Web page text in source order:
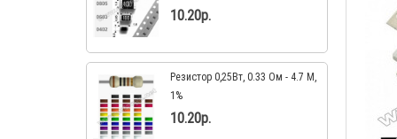
10.20р.
Резистор 0,25Вт, 0.33 Ом - 4.7 М,
1%
10.20р.